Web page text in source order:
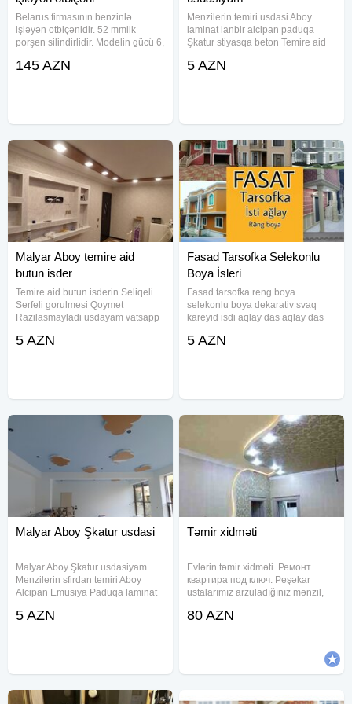
Belarus firmasının benzinlə
işləyən otbiçənidir. 52 mmlik
porşen silindirlidir. Modelin gücü 6,
dəqiqədə 18000-dir. 28 mmlik
145 AZN
Menzilerin temiri usdasi Aboy
laminat lanbir alcipan paduqa
Şkatur stiyasqa beton Temire aid
Qiymet Razilasmayla Usdayam
5 AZN
Malyar Aboy temire aid
butun isder
Temire aid butun isderin Seliqeli
Serfeli gorulmesi Qoymet
Razilasmayladi usdayam vatsapp
5 AZN
Fasad Tarsofka Selekonlu
Boya İsleri
Fasad tarsofka reng boya
selekonlu boya dekarativ svaq
kareyid isdi aqlay das aqlay das
penaplas kabanciq svaq isleri
5 AZN
Malyar Aboy Şkatur usdasi
Malyar Aboy Şkatur usdasiyam
Menzilerin sfirdan temiri Aboy
Alcipan Emusiya Paduqa laminat
Butun isler Razilasmayladi
5 AZN
Təmir xidməti
Evlərin təmir xidməti. Ремонт
квартира под ключ. Peşəkar
ustalarımız arzuladığınız mənzil,
məmnuniyyətlə görə bilər.
80 AZN